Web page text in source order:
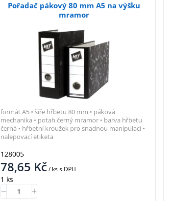
Pořadač pákový 80 mm A5 na výšku
mramor
128005
78,65 Kč/ kss DPH
1 ks
formát A5 • šíře hřbetu 80 mm • páková
mechanika • potah černý mramor • barva hřbetu
černá • hřbetní kroužek pro snadnou manipulaci •
nalepovací etiketa